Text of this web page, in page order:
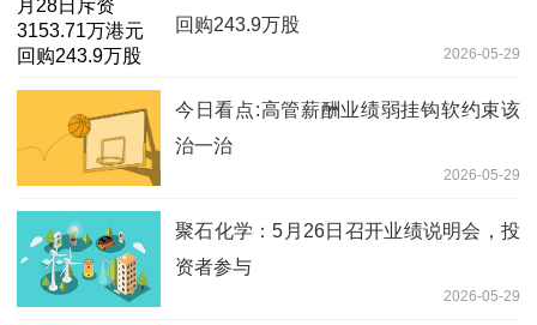
回购243.9万股
2026-05-29
今日看点:高管薪酬业绩弱挂钩软约束该
治一治
2026-05-29
聚石化学：5月26日召开业绩说明会，投
资者参与
2026-05-29